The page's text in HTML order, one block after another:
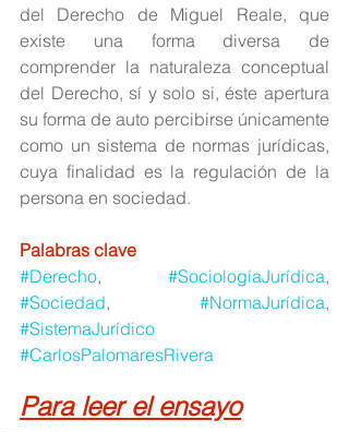
del Derecho de Miguel Reale, que
existe una forma diversa de
comprender la naturaleza conceptual
del Derecho, sí y solo si, éste apertura
su forma de auto percibirse únicamente
como un sistema de normas jurídicas,
cuya finalidad es la regulación de la
persona en sociedad.
Palabras clave
#Derecho, #SociologíaJurídica
#Sociedad, #NormaJurídica
#SistemaJurídico
#CarlosPalomaresRivera
Para leer el ensayo